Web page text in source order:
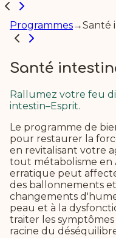
Programmes→Santé
Santé
Rallumez votre feu
intestin–Esprit.
Le programme de
pour restaurer la
en revitalisant votre
tout métabolisme en
erratique peut
des ballonnements
changements
peau et à la
traiter les
racine du